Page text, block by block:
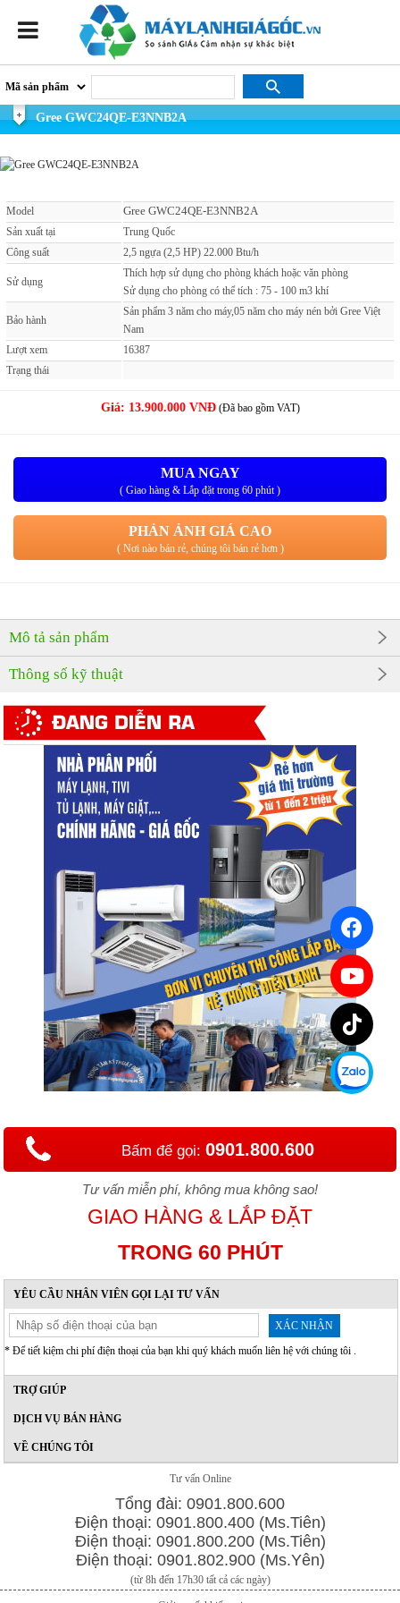
Gree GWC24QE-E3NNB2A
Model Gree GWC24QE-E3NNB2A
Sản xuất tại
Trung Quốc
Công suất
2,5 ngựa (2,5 HP) 22.000 Btu/h
Sử dụng
Thích hợp sử dụng cho phòng khách hoặc văn phòng
Sử dụng cho phòng có thể tích : 75 - 100 m3 khí
Bảo hành
Sản phẩm 3 năm cho máy,05 năm cho máy nén bởi Gree Việt
Nam
Lượt xem
16387
Trạng thái
Giá: 13.900.000 VNĐ(Đã bao gồm VAT)
MUA NGAY
( Giao hàng & Lắp đặt trong 60 phút )
PHẢN ẢNH GIÁ CAO
( Nơi nào bán rẻ, chúng tôi bán rẻ hơn )
Mô tả sản phẩm
Thông số kỹ thuật
Bấm để gọi: 0901.800.600
Tư vấn miễn phí, không mua không sao!
GIAO HÀNG & LẮP ĐẶT
TRONG 60 PHÚT
YÊU CẦU NHÂN VIÊN GỌI LẠI TƯ VẤN
XÁC NHẬN
* Để tiết kiệm chi phí điện thoại của bạn khi quý khách muốn liên hệ với chúng tôi .
TRỢ GIÚP
DỊCH VỤ BÁN HÀNG
VỀ CHÚNG TÔI
Tư vấn Online
Tổng đài: 0901.800.600
Điện thoại: 0901.800.400 (Ms.Tiên)
Điện thoại: 0901.800.200 (Ms.Tiên)
Điện thoại: 0901.802.900 (Ms.Yên)
(từ 8h đến 17h30 tất cả các ngày)